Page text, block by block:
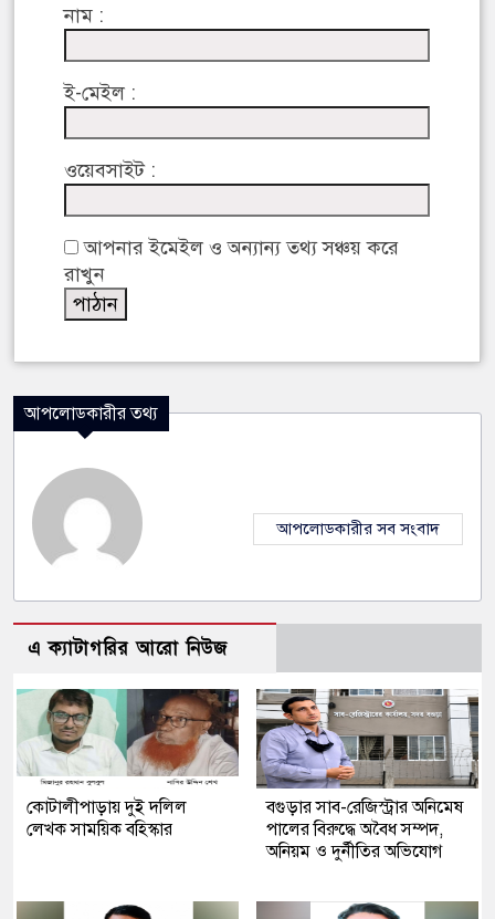
নাম :
ই-মেইল :
ওয়েবসাইট :
আপনার ইমেইল ও অন্যান্য তথ্য সঞ্চয় করে
রাখুন
আপলোডকারীর তথ্য
আপলোডকারীর সব সংবাদ
এ ক্যাটাগরির আরো নিউজ
কোটালীপাড়ায় দুই দলিল
লেখক সাময়িক বহিস্কার
বগুড়ার সাব-রেজিস্ট্রার অনিমেষ
পালের বিরুদ্ধে অবৈধ সম্পদ,
অনিয়ম ও দুর্নীতির অভিযোগ